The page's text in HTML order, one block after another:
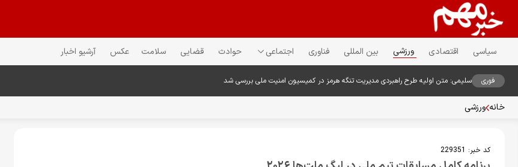
سیاسی اقتصادی ورزشی بین المللی فناوری اجتماعی حوادث قضایی سلامت عکس آرشیو اخبار
فوری سلیمی: متن اولیه طرح راهبردی مدیریت تنگه هرمز در کمیسیون امنیت ملی بررسی شد
خانه ورزشی
کد خبر: 229351